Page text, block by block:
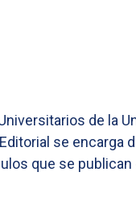
de la
se encarga
que se